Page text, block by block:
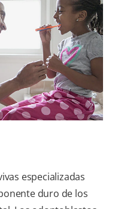
PROMOCIONES
PA (ES)
SUSCRÍBASE
especializadas
duro de los